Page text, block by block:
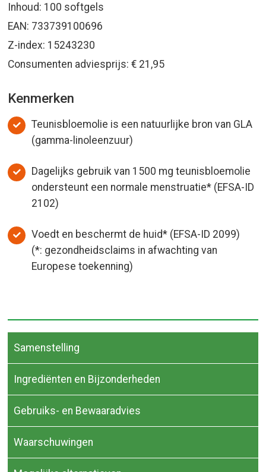
Inhoud: 100 softgels
EAN: 733739100696
Z-index: 15243230
Consumenten adviesprijs: € 21,95
Kenmerken
Teunisbloemolie is een natuurlijke bron van GLA
(gamma-linoleenzuur)
Dagelijks gebruik van 1500 mg teunisbloemolie
ondersteunt een normale menstruatie* (EFSA-ID
2102)
Voedt en beschermt de huid* (EFSA-ID 2099)
(*: gezondheidsclaims in afwachting van
Europese toekenning)
Samenstelling
Ingrediënten en Bijzonderheden
Gebruiks- en Bewaaradvies
Waarschuwingen